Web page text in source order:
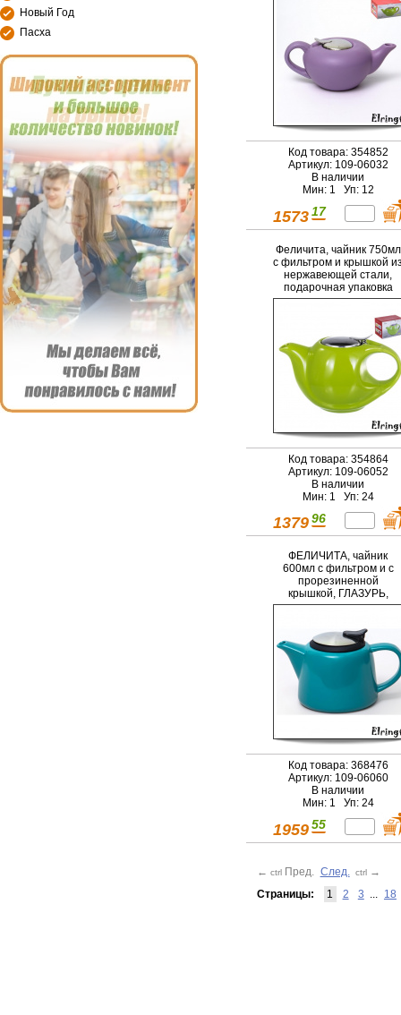
Новый Год
Пасха
Код товара: 354852
Артикул: 109-06032
В наличии
Мин: 1 Уп: 12
1573 17
Феличита, чайник 750мл
с фильтром и крышкой
нержавеющей стали,
подарочная упаковка
Код товара: 354864
Артикул: 109-06052
В наличии
Мин: 1 Уп: 24
1379 96
ФЕЛИЧИТА, чайник
600мл с фильтром и с
прорезиненной
крышкой, ГЛАЗУРЬ,
бирюзовый, цветная
Код товара: 368476
Артикул: 109-06060
В наличии
Мин: 1 Уп: 24
1959 55
← ctrl Пред. След. ctrl →
Страницы:
1 2 3 ... 18